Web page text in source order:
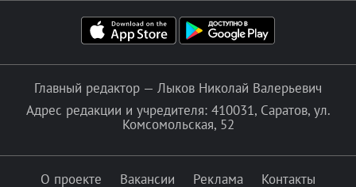
Главный редактор — Лыков Николай Валерьевич
Адрес редакции и учредителя: 410031, Саратов, ул.
Комсомольская, 52
О проекте Вакансии Реклама
Контакты